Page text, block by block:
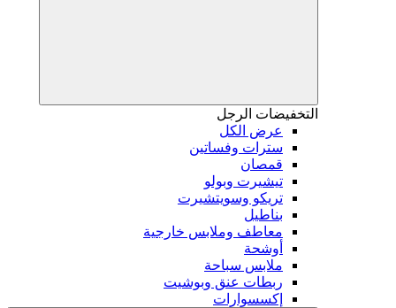
التخفيضات الرجل
عرض الكل
سترات وفساتين
قمصان
تيشيرت وبولو
تريكو وسويتشيرت
بناطيل
معاطف وملابس خارجية
أوشحة
ملابس سباحة
ربطات عنق وبوشيت
إكسسوارات